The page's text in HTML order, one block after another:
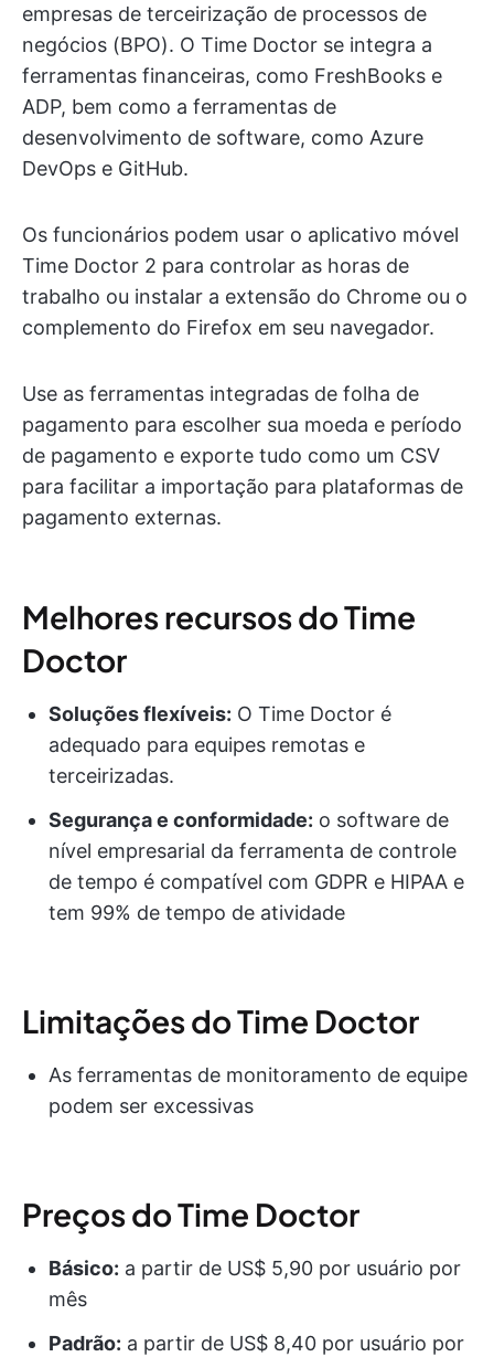
empresas de terceirização de processos de
negócios (BPO). O Time Doctor se integra a
ferramentas financeiras, como FreshBooks e
ADP, bem como a ferramentas de
desenvolvimento de software, como Azure
DevOps e GitHub.
Os funcionários podem usar o aplicativo móvel
Time Doctor 2 para controlar as horas de
trabalho ou instalar a extensão do Chrome ou o
complemento do Firefox em seu navegador.
Use as ferramentas integradas de folha de
pagamento para escolher sua moeda e período
de pagamento e exporte tudo como um CSV
para facilitar a importação para plataformas de
pagamento externas.
Melhores recursos do Time
Doctor
Soluções flexíveis: O Time Doctor é
adequado para equipes remotas e
terceirizadas.
Segurança e conformidade: o software de
nível empresarial da ferramenta de controle
de tempo é compatível com GDPR e HIPAA e
tem 99% de tempo de atividade
Limitações do Time Doctor
As ferramentas de monitoramento de equipe
podem ser excessivas
Preços do Time Doctor
Básico: a partir de US$ 5,90 por usuário por
mês
Padrão: a partir de US$ 8,40 por usuário por